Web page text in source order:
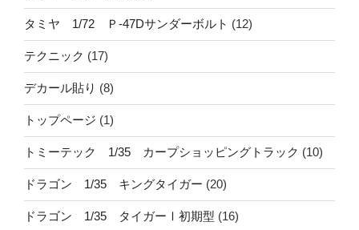
タミヤ 1/72 Ｐ-47Dサンダーボルト (12)
テクニック (17)
デカール貼り (8)
トップページ (1)
トミーテック 1/35 カープショッピングトラック (10)
ドラゴン 1/35 キングタイガー (20)
ドラゴン 1/35 タイガーⅠ初期型 (16)